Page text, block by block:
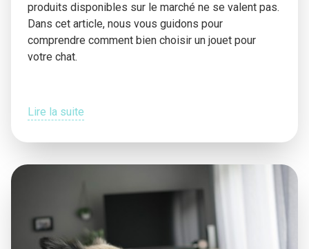
produits disponibles sur le marché ne se valent pas.
Dans cet article, nous vous guidons pour
comprendre comment bien choisir un jouet pour
votre chat.
Lire la suite